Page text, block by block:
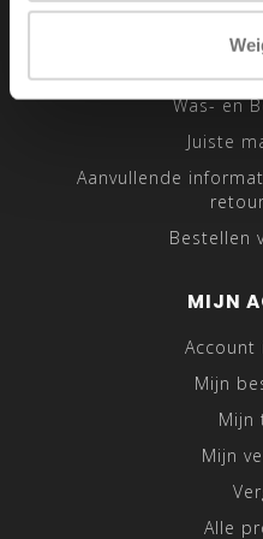
Was- en
Juiste
Aanvullende
Bestellen
MIJN
Account
Mijn
Mijn
Mijn
Alle